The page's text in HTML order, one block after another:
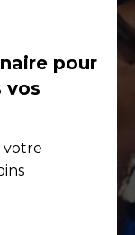
pour
vos
votre